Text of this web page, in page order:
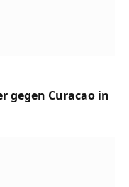
gegen Curacao in